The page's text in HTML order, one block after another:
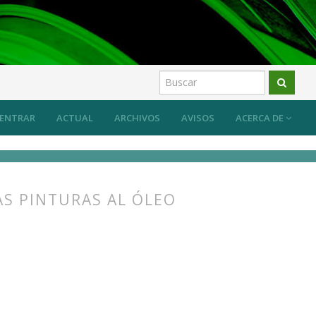
ACTUAL ARCHIVOS AVISOS ACERCA DE
ENTRAR
retos, nuevos planteamientos Artículos
PINTURAS AL ÓLEO